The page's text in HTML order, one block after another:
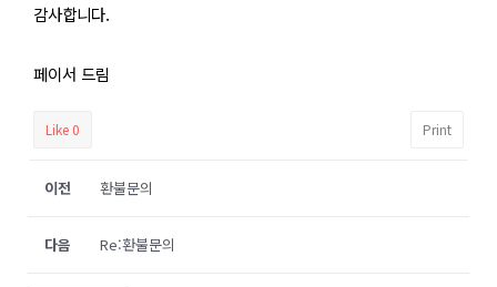
감사합니다.
페이서 드림
Like 0 Print
이전 환불문의
Re:환불문의
다음